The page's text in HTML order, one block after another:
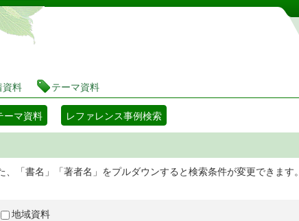
静岡県立図書館 蔵書検索・予約システム
資料 テーマ資料
ーマ資料 レファレンス事例検索
「書名」「著者名」をプルダウンすると検索条件が変更できます。
地域資料